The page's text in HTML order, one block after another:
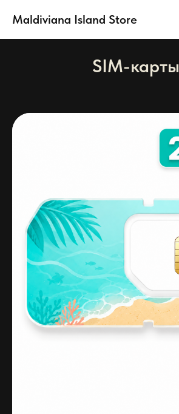
Maldiviana Island Store
SIM-карты